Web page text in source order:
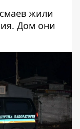
жили
Дом они